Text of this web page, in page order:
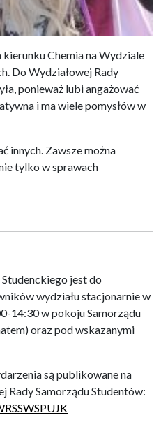
Chemia na Wydziale
Do Wydziałowej Rady
ponieważ lubi angażować
i ma wiele pomysłów w
innych. Zawsze można
tylko w sprawach
jest do
wydziału stacjonarnie w
14:30 w pokoju Samorządu
oraz pod wskazanymi
są publikowane na
Rady Samorządu Studentów: